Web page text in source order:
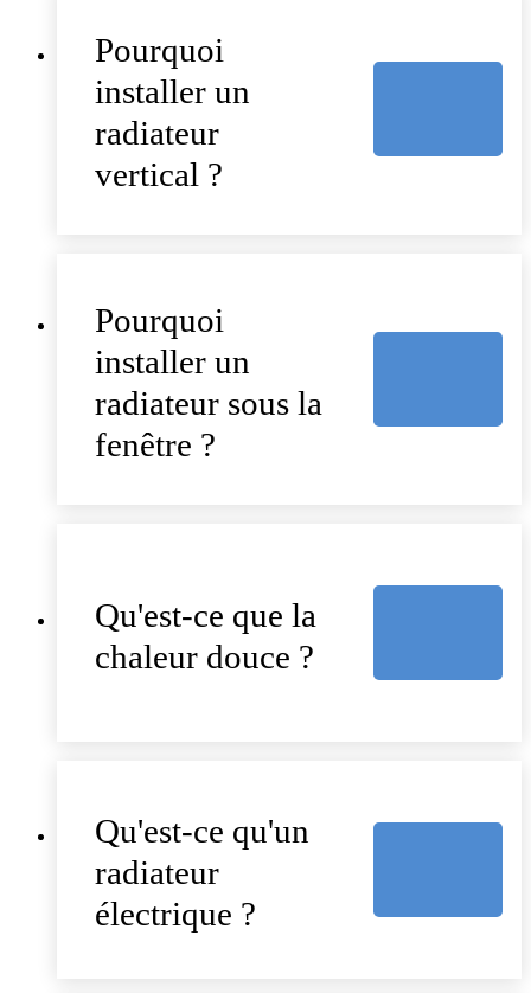
Pourquoi
installer un
radiateur
vertical ?
Pourquoi
installer un
radiateur sous la
fenêtre ?
Qu'est-ce que la
chaleur douce ?
Qu'est-ce qu'un
radiateur
électrique ?